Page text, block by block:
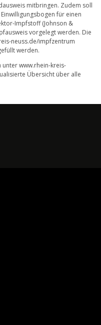
mitbringen. Zudem soll
für einen
Impfstoff (Johnson &
vorgelegt werden. Die
neuss.de/impfzentrum
werden.
unterwww.rhein-kreis-
Übersicht über alle